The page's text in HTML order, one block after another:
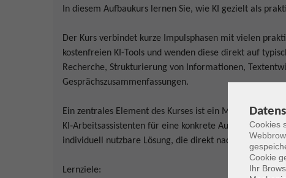
In diesem Aufbaukurs lernen Sie, wie KI gezielt als
Der Kurs verbindet kurze Impulsphasen mit vielen
kostenfreien KI-Tools und wenden diese direkt auf
Recherche, Strukturierung von Informationen,
Gesprächszusammenfassungen.
Ein zentrales Element des Kurses ist ein Mini‑Projekt:
KI‑Arbeitsassistenten für eine konkrete Aufgabe aus
individuell nutzbare Lösung, die direkt nach dem Kurs
Lernziele:
Cookies
Cookie
Ihr